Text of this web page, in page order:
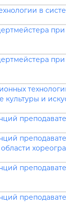
в
культуры и